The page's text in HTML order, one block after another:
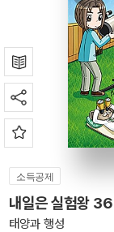
소득공제
내일은 실험왕 36
태양과 행성